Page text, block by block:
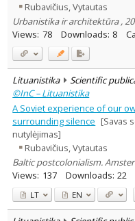
Rubavičius, Vytautas
Urbanistika ir architektūra ,
Views: 78 Downloads: 8
Lituanistika Scientific
©InC – Lituanistika
A Soviet experience of our
surrounding silence [Savas
nutylėjimas]
Rubavičius, Vytautas
Baltic postcolonialism.
Views: 137 Downloads: 22
LT EN